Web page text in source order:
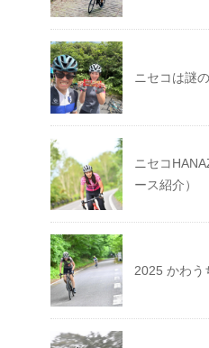
ニセコは謎
ニセコ
ース紹介）
2025 かわう